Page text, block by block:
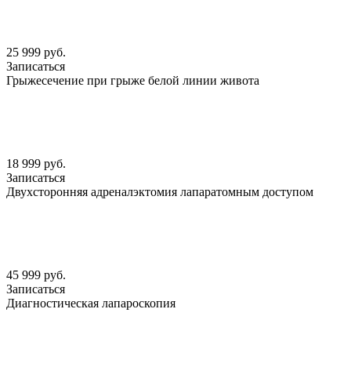
25 999 руб.
Записаться
Грыжесечение при грыже белой линии живота
18 999 руб.
Записаться
Двухсторонняя адреналэктомия лапаратомным доступом
45 999 руб.
Записаться
Диагностическая лапароскопия